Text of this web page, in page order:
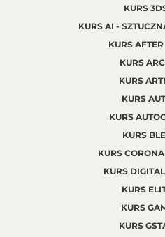
KURS
KURS AI -
KURS
KURS
KURS
KURS
KURS
KURS
KURS
KURS
KURS
KURS
KURS